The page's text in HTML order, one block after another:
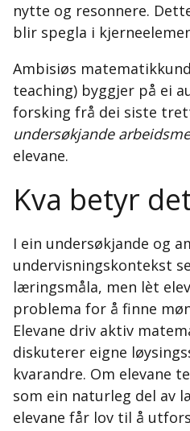
nytte og resonnere.
blir spegla i
Ambisiøs
teaching) byggjer på ei
forsking frå dei siste
undersøkjande
elevane.
Kva betyr
I ein undersøkjande og
undervisningskontekst
læringsmåla, men lèt
problema for å finne
Elevane driv aktiv
diskuterer eigne
kvarandre. Om elevane
som ein naturleg del av
elevane får lov til å